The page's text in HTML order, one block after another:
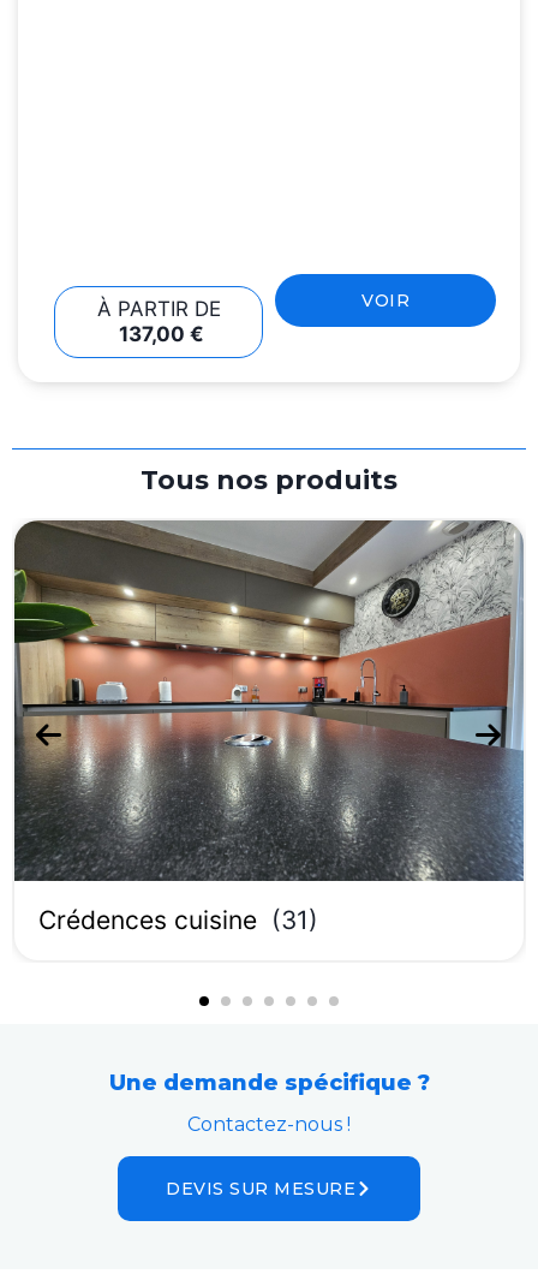
À PARTIR DE
137,00€
VOIR
Tous nos produits
Crédences cuisine (31)
Une demande spécifique ?
Contactez-nous !
DEVIS SUR MESURE